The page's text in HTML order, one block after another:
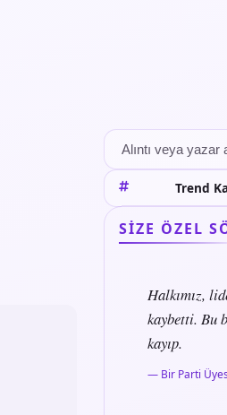
Trend
SIZE ÖZEL
Halkımız,
kaybetti. Bu
kayıp.
— Bir Parti